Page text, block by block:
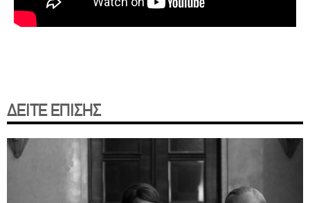
ΔΕΙΤΕ ΕΠΙΣΗΣ